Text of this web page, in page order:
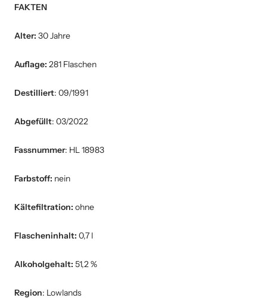
FAKTEN
Alter: 30 Jahre
Auflage: 281 Flaschen
Destilliert: 09/1991
Abgefüllt: 03/2022
Fassnummer: HL 18983
Farbstoff: nein
Kältefiltration: ohne
Flascheninhalt: 0,7 l
Alkoholgehalt: 51,2 %
Region: Lowlands